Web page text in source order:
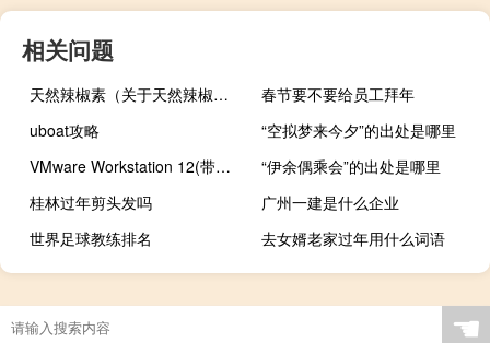
相关问题
天然辣椒素（关于天然辣椒素的介绍）
春节要不要给员工拜年
uboat攻略
“空拟梦来今夕”的出处是哪里
VMware Workstation 12(带密钥) V12.5.9 中文破解版（VMware Workstation 12(带密钥) V12.5.9 中文破解版功能简介）
“伊余偶乘会”的出处是哪里
桂林过年剪头发吗
广州一建是什么企业
世界足球教练排名
去女婿老家过年用什么词语
☚